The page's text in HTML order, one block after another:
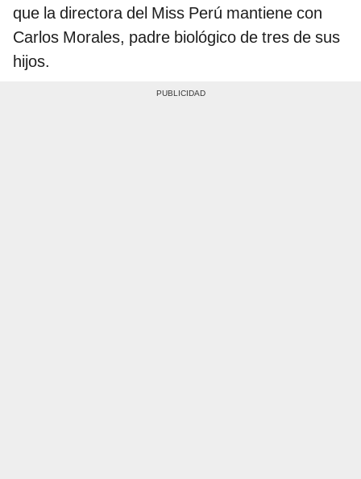
que la directora del Miss Perú mantiene con
Carlos Morales, padre biológico de tres de sus
hijos.